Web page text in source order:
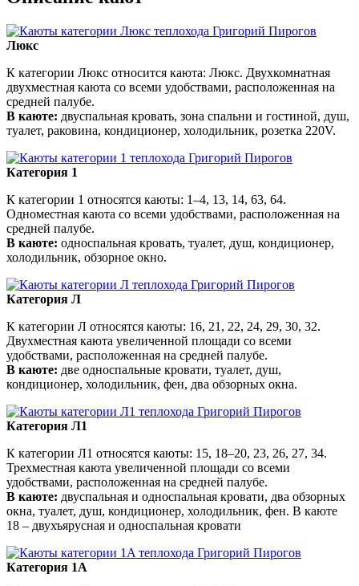
Люкс
К категории Люкс относится каюта: Люкс. Двухкомнатная
двухместная каюта со всеми удобствами, расположенная на
средней палубе.
В каюте: двуспальная кровать, зона спальни и гостиной, душ,
туалет, раковина, кондиционер, холодильник, розетка 220V.
Категория 1
К категории 1 относятся каюты: 1–4, 13, 14, 63, 64.
Одноместная каюта со всеми удобствами, расположенная на
средней палубе.
В каюте: односпальная кровать, туалет, душ, кондиционер,
холодильник, обзорное окно.
Категория Л
К категории Л относятся каюты: 16, 21, 22, 24, 29, 30, 32.
Двухместная каюта увеличенной площади со всеми
удобствами, расположенная на средней палубе.
В каюте: две односпальные кровати, туалет, душ,
кондиционер, холодильник, фен, два обзорных окна.
Категория Л1
К категории Л1 относятся каюты: 15, 18–20, 23, 26, 27, 34.
Трехместная каюта увеличенной площади со всеми
удобствами, расположенная на средней палубе.
В каюте: двуспальная и односпальная кровати, два обзорных
окна, туалет, душ, кондиционер, холодильник, фен. В каюте
18 – двухъярусная и односпальная кровати
Категория 1A